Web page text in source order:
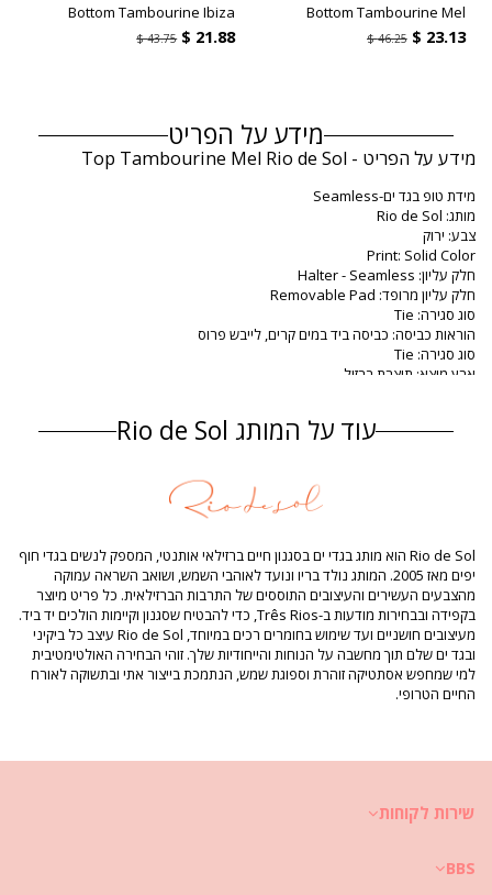
Bottom Tambourine Mel
‏23.13 $
‏46.25 $
Bottom Tambourine Ibiza
‏21.88 $
‏43.75 $
מידע על הפריט
מידע על הפריט - Top Tambourine Mel Rio de Sol
מידת טופ בגד ים-Seamless
מותג: Rio de Sol
צבע: ירוק
Print: Solid Color
חלק עליון: Halter - Seamless
חלק עליון מרופד: Removable Pad
סוג סגירה: Tie
הוראות כביסה: כביסה ביד במים קרים, לייבש פרוס
סוג סגירה: Tie
ארץ מוצא: תוצרת ברזיל
הרכב
(LYCRA) - OEKO-TEX - Chlorine Resistant
בטנה: 84% Biodegradable Nylon (AMNI SOUL ECO), 16% Spandex
מידע מוצר
מדור: נשים, מידת טופ בגד ים
החבילה כוללת: 1 x מידת טופ בגד ים (אביזרים אחרים שאינם כלולים)
HS CODE: 6112.41.0010
SKU: 1981119000
EAN: XS (7899810263360), S (7899810263377), M (7899810263384), L
(7899810263391), XL (7899810263407), XXL (7899810267382)
הוראות טיפול עבור: ‏ Rio de Sol Top Tambourine Mel
את לבטח חפצה להנות מבגד הים שלך למשך מספר עונות? אם כך, עליך ללמוד
להנות מהביקיני שלך ליותר מקיץ אחד; השאלה איך לשמר אותו שיישרת אותך
עוד על המותג Rio de Sol
Rio de Sol הוא מותג בגדי ים בסגנון חיים ברזילאי אותנטי, המספק לנשים בגדי חוף
יפים מאז 2005. המותג נולד בריו ונועד לאוהבי השמש, ושואב השראה עמוקה
מהצבעים העשירים והעיצובים התוססים של התרבות הברזילאית. כל פריט מיוצר
בקפידה ובבחירות מודעות ב-Três Rios, כדי להבטיח שסגנון וקיימות הולכים יד ביד.
מעיצובים חושניים ועד שימוש בחומרים רכים במיוחד, Rio de Sol עיצב כל ביקיני
ובגד ים שלם תוך מחשבה על הנוחות והייחודיות שלך. זוהי הבחירה האולטימטיבית
למי שמחפש אסתטיקה זוהרת וספוגת שמש, הנתמכת בייצור אתי ובתשוקה לאורח
החיים הטרופי.
שירות לקוחות
BBS